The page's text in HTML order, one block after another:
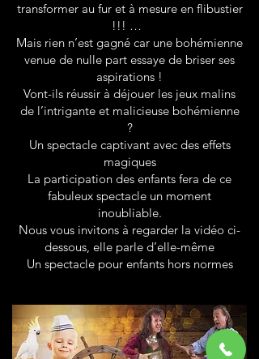
transformer au fur et à mesure en flibustier
!!! …
Mais rien n’est gagné car une bohémienne
venue de nulle part essaye de briser ses
aspirations !
Vont-ils réussir à déjouer les jeux malins
de l’intrigante et malicieuse bohémienne
?
Un spectacle captivant avec des effets
magiques
La participation des enfants fera de ce
fabuleux spectacle un moment
inoubliable.
Nous vous invitons à regarder la vidéo ci-
dessous, elle parle d’elle-même
Un spectacle pour enfants hors normes